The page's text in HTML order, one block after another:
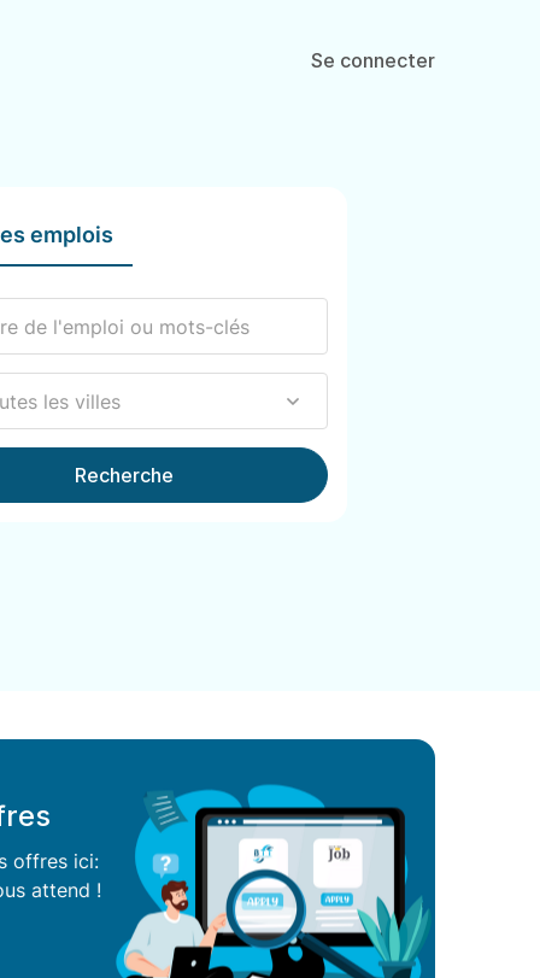
Se connecter
emplois
Recherche
offres ici:
attend !